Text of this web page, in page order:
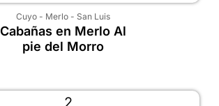
Cuyo- Merlo- San Luis
Cabañas en Merlo Al
pie del Morro